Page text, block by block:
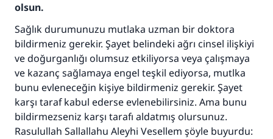
olsun.
Sağlık durumunuzu mutlaka uzman bir doktora
bildirmeniz gerekir. Şayet belindeki ağrı cinsel ilişkiyi
ve doğurganlığı olumsuz etkiliyorsa veya çalışmaya
ve kazanç sağlamaya engel teşkil ediyorsa, mutlka
bunu evleneceğin kişiye bildirmeniz gerekir. Şayet
karşı taraf kabul ederse evlenebilirsiniz. Ama bunu
bildirmezseniz karşı tarafı aldatmış olursunuz.
Rasulullah Sallallahu Aleyhi Vesellem şöyle buyurdu: